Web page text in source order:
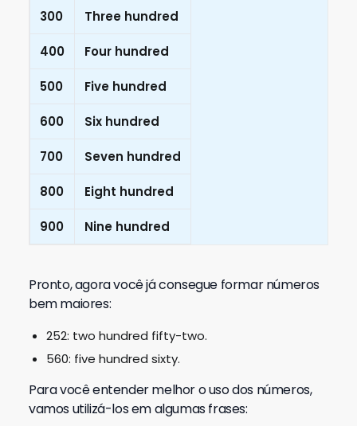
300 Three hundred
400 Four hundred
500 Five hundred
600 Six hundred
700 Seven hundred
800 Eight hundred
900 Nine hundred
Pronto, agora você já consegue formar números
bem maiores:
252: two hundred fifty-two.
560: five hundred sixty.
Para você entender melhor o uso dos números,
vamos utilizá-los em algumas frases: